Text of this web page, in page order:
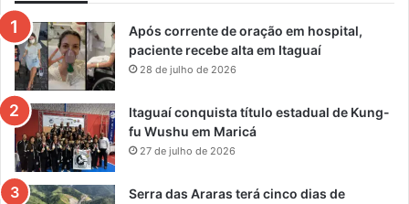
Após corrente de oração em hospital,
paciente recebe alta em Itaguaí
28 de julho de 2026
Itaguaí conquista título estadual de Kung-
fu Wushu em Maricá
27 de julho de 2026
Serra das Araras terá cinco dias de